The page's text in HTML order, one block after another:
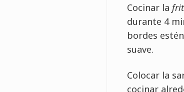
Cocinar la
durante 4
bordes
suave.
Colocar la
cocinar